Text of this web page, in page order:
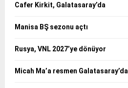
Cafer Kirkit, Galatasaray’da
Manisa BŞ sezonu açtı
Rusya, VNL 2027’ye dönüyor
Micah Ma’a resmen Galatasaray’da